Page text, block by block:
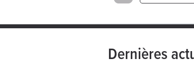
Dernières